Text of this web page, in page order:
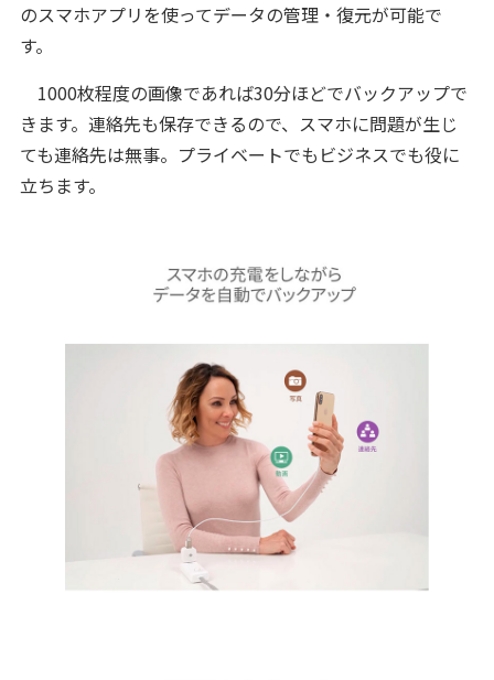
のスマホアプリを使ってデータの管理・復元が可能で
す。
1000枚程度の画像であれば30分ほどでバックアップで
きます。連絡先も保存できるので、スマホに問題が生じ
ても連絡先は無事。プライベートでもビジネスでも役に
立ちます。